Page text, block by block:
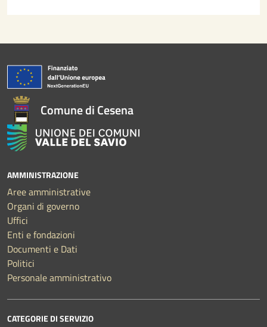
Comune di Cesena
AMMINISTRAZIONE
Aree amministrative
Organi di governo
Uffici
Enti e fondazioni
Documenti e Dati
Politici
Personale amministrativo
CATEGORIE DI SERVIZIO